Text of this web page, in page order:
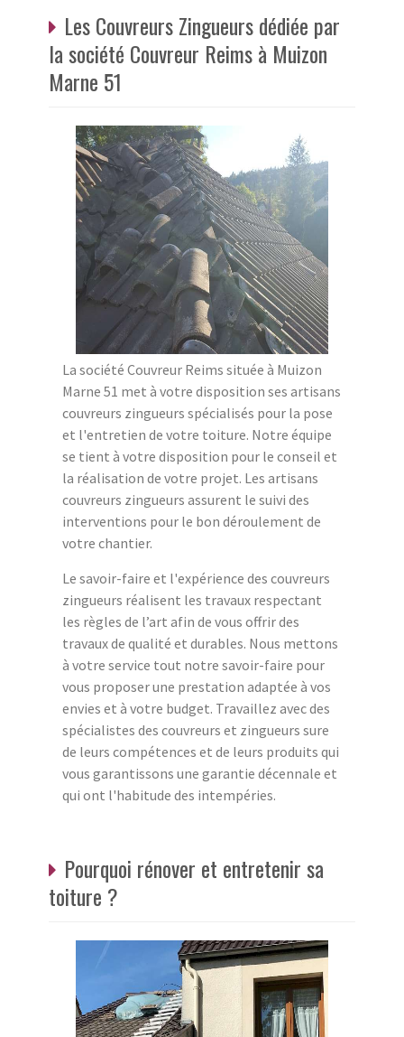
Les Couvreurs Zingueurs dédiée par
la société Couvreur Reims à Muizon
Marne 51
La société Couvreur Reims située à Muizon
Marne 51 met à votre disposition ses artisans
couvreurs zingueurs spécialisés pour la pose
et l'entretien de votre toiture. Notre équipe
se tient à votre disposition pour le conseil et
la réalisation de votre projet. Les artisans
couvreurs zingueurs assurent le suivi des
interventions pour le bon déroulement de
votre chantier.
Le savoir-faire et l'expérience des couvreurs
zingueurs réalisent les travaux respectant
les règles de l’art afin de vous offrir des
travaux de qualité et durables. Nous mettons
à votre service tout notre savoir-faire pour
vous proposer une prestation adaptée à vos
envies et à votre budget. Travaillez avec des
spécialistes des couvreurs et zingueurs sure
de leurs compétences et de leurs produits qui
vous garantissons une garantie décennale et
qui ont l'habitude des intempéries.
Pourquoi rénover et entretenir sa
toiture ?